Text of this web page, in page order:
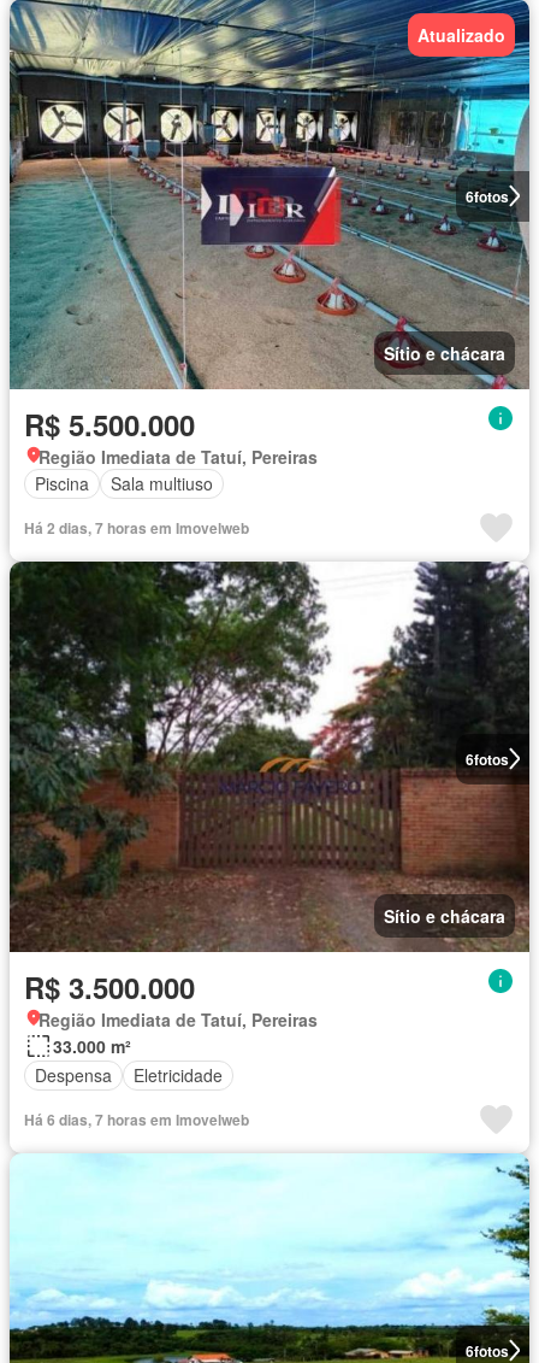
6fotos
Atualizado
Sítio e chácara
R$ 5.500.000
Região Imediata de Tatuí, Pereiras
Piscina
Sala multiuso
Há 2 dias, 7 horas em Imovelweb
6fotos
Sítio e chácara
R$ 3.500.000
Região Imediata de Tatuí, Pereiras
33.000 m²
Despensa
Eletricidade
Há 6 dias, 7 horas em Imovelweb
6fotos